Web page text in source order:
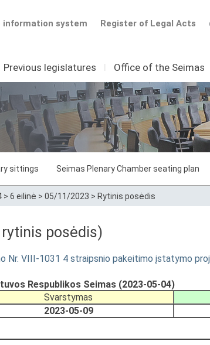
Register of Legal Acts
information system
Previous legislatures I Office of the Seimas
sittings Seimas Plenary Chamber seating plan
> 6 eilinė > 05/11/2023 > Rytinis posėdis
posėdis)
Nr. VIII-1031 4 straipsnio pakeitimo įstatymo
Respublikos Seimas (2023-05-04)
Svarstymas
2023-05-09